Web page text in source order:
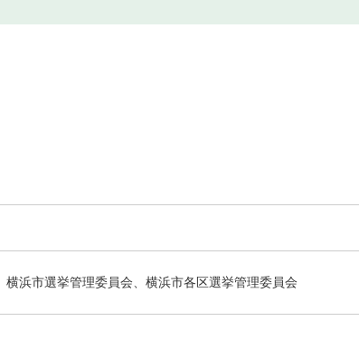
横浜市選挙管理委員会、横浜市各区選挙管理委員会